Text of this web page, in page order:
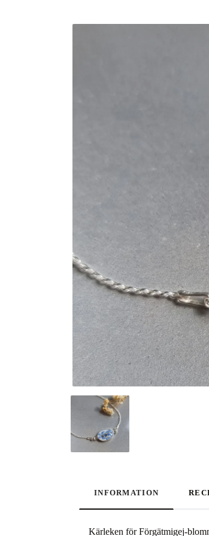
INFORMATION
Kärleken för Förgätmigej-